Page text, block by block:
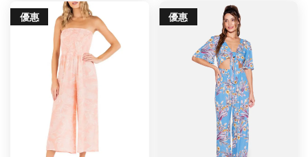
優惠 優惠